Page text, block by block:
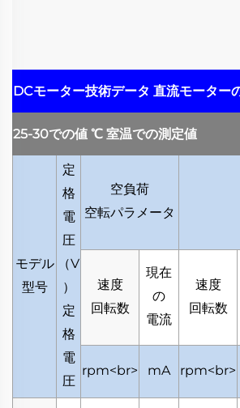
DCモーター技術データ 直流モーター
25-30での値 ℃ 室温での測定値
モデル
型号
定
格
電
圧
（V
）
定
格
電
圧
空負荷
空転パラメータ
速度
回転数
現在
の
電流
速度
回転数
rpm<br> mA rpm<br>